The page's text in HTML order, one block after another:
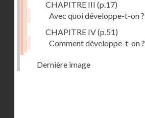
CHAPITRE III (p.17)
Avec quoi développe-t-on ?
CHAPITRE IV(p.51)
Comment développe-t-on ?
Dernière image